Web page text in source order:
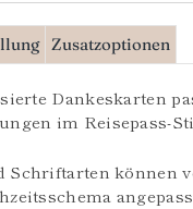
Zusatzoptionen
Dankeskarten
im Reisepass-
Schriftarten können